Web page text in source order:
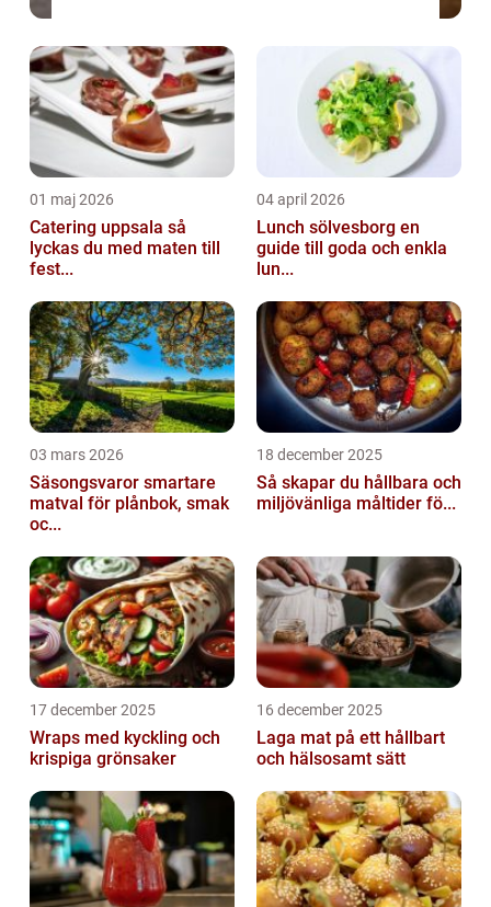
01 maj 2026
Catering uppsala så
lyckas du med maten till
fest...
04 april 2026
Lunch sölvesborg en
guide till goda och enkla
lun...
03 mars 2026
Säsongsvaror smartare
matval för plånbok, smak
oc...
18 december 2025
Så skapar du hållbara och
miljövänliga måltider fö...
17 december 2025
Wraps med kyckling och
krispiga grönsaker
16 december 2025
Laga mat på ett hållbart
och hälsosamt sätt